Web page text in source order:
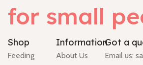
for small
Shop
Feeding
Information
About Us
Got a
Email us: